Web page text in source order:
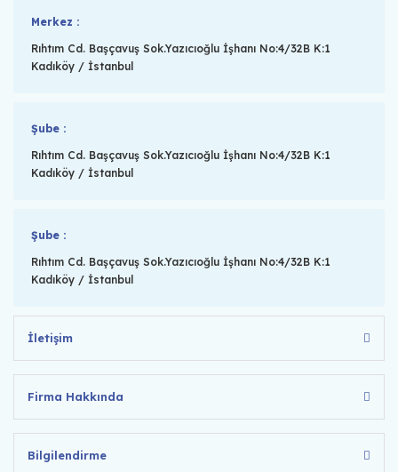
Merkez :
Rıhtım Cd. Başçavuş Sok.Yazıcıoğlu İşhanı No:4/32B K:1
Kadıköy / İstanbul
Şube :
Rıhtım Cd. Başçavuş Sok.Yazıcıoğlu İşhanı No:4/32B K:1
Kadıköy / İstanbul
Şube :
Rıhtım Cd. Başçavuş Sok.Yazıcıoğlu İşhanı No:4/32B K:1
Kadıköy / İstanbul
İletişim
Firma Hakkında
Bilgilendirme